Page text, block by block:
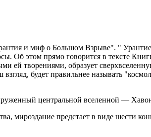
и миф о Большом Взрыве". "
Об этом прямо говорится в тексте
ей творениями, образует
будет правильнее называть
центральной вселенной —
мироздание предстает в виде шести